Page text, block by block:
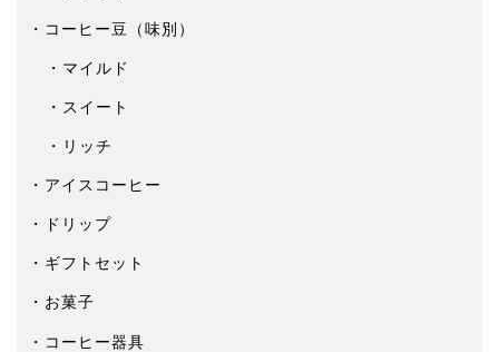
コーヒー豆（味別）
マイルド
スイート
リッチ
アイスコーヒー
ドリップ
ギフトセット
お菓子
コーヒー器具